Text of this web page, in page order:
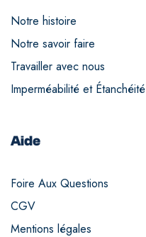
Notre histoire
Notre savoir faire
Travailler avec nous
Imperméabilité et Étanchéité
Aide
Foire Aux Questions
CGV
Mentions légales